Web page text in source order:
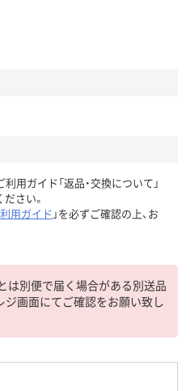
用ガイド「返品・交換について」
さい。
用ガイド 」を必ずご確認の上、お
は別便で届く場合がある別送品
ジ画面にてご確認をお願い致し